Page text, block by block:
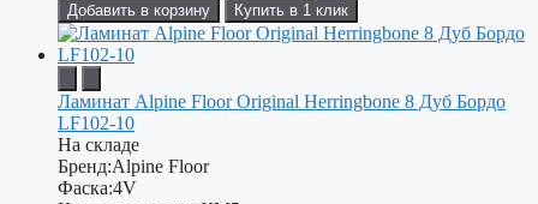
Добавить в корзину
Купить в 1 клик
Ламинат Alpine Floor Original Herringbone 8 Дуб Бордо
LF102-10
На складе
Бренд:Alpine Floor
Фаска:4V